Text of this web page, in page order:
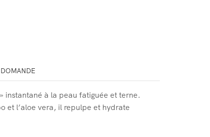
DOMANDE
instantané à la peau fatiguée et terne.
et l’aloe vera, il repulpe et hydrate